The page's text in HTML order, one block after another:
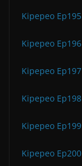
Kipepeo Ep195
Kipepeo Ep196
Kipepeo Ep197
Kipepeo Ep198
Kipepeo Ep199
Kipepeo Ep200